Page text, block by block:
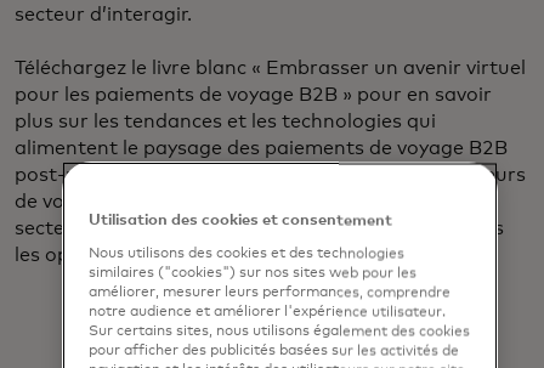
secteur d’interagir.
Téléchargez le livre blanc « Embrasser un avenir virtuel
pour les paiements de voyage B2B » pour en savoir
plus sur les tendances et les technologies qui
alimentent le paysage des paiements de voyage B2B
post-pandémie, et comment, en tant que fournisseurs
de voyages et institutions financières au service du
secteur, vous pouvez être en mesure de saisir toutes
les opportunités.
Utilisation des cookies et consentement
Nous utilisons des cookies et des technologies
similaires ("cookies") sur nos sites web pour les
améliorer, mesurer leurs performances, comprendre
notre audience et améliorer l'expérience utilisateur.
Sur certains sites, nous utilisons également des cookies
pour afficher des publicités basées sur les activités de